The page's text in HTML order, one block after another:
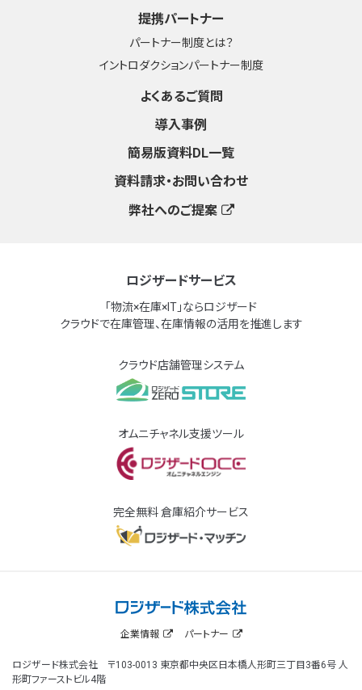
提携パートナー
パートナー制度とは？
イントロダクションパートナー制度
よくあるご質問
導入事例
簡易版資料DL一覧
資料請求・お問い合わせ
弊社へのご提案
ロジザードサービス
「物流×在庫×IT」ならロジザード
クラウドで在庫管理、在庫情報の活用を推進します
クラウド店舗管理システム
オムニチャネル支援ツール
完全無料 倉庫紹介サービス
企業情報 パートナー
ロジザード株式会社 〒103-0013 東京都中央区日本橋人形町三丁目3番6号 人
形町ファーストビル4階